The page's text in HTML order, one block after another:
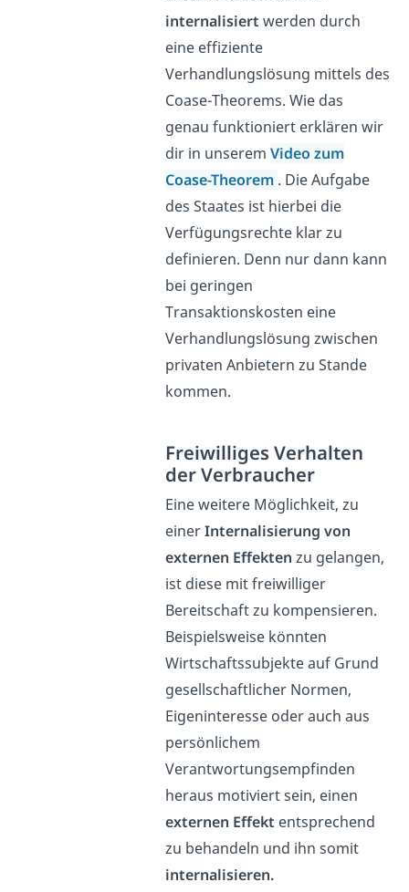
internalisiert werden durch
eine effiziente
Verhandlungslösung mittels des
Coase-Theorems. Wie das
genau funktioniert erklären wir
dir in unseremVideo zum
Coase-Theorem . Die Aufgabe
des Staates ist hierbei die
Verfügungsrechte klar zu
definieren. Denn nur dann kann
bei geringen
Transaktionskosten eine
Verhandlungslösung zwischen
privaten Anbietern zu Stande
kommen.
Freiwilliges Verhalten
der Verbraucher
Eine weitere Möglichkeit, zu
einerInternalisierung von
externen Effekten zu gelangen,
ist diese mit freiwilliger
Bereitschaft zu kompensieren.
Beispielsweise könnten
Wirtschaftssubjekte auf Grund
gesellschaftlicher Normen,
Eigeninteresse oder auch aus
persönlichem
Verantwortungsempfinden
heraus motiviert sein, einen
externen Effekt entsprechend
zu behandeln und ihn somit
internalisieren.